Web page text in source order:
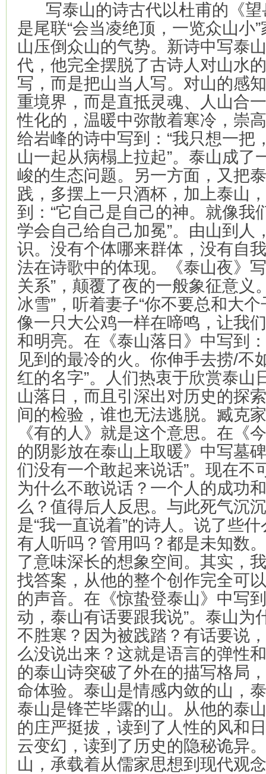
写泰山的诗古代以杜甫的《望
是尾联“会当凌绝顶，一览众山小
山压倒众山的气势。新诗中写泰
代，他完全摆脱了古诗人对山水
写，而是把山当人写。对山的感
重境界，而是直抵灵魂、人山合
性化的，温暖中弥散着寒冷，崇
给岩峰的诗中写到：“我只想一把
山一起从病榻上拉起”。泰山成了
峻的生态问题。另一方面，又把
践，多摆上一只酒杯，加上泰山
到：“它自己是自己的神。就像我
学会自己给自己加冕”。由山到人
识。没有个体哪来群体，没有自
法在诗歌中的体现。《泰山夜》
关系”，颠覆了夜的一般象征意义
冰雪”，听着妻子“你不要总和大
像一只大公鸡一样在啼鸣，让我
和明亮。在《泰山落日》中写到
见到的最冷的火。你伸手去捞/不
红的名字”。人们热衷于欣赏泰山
山落日，而且引深出对历史的探
间的检验，谁也无法逃脱。臧克
《有的人》就是这个意思。在《
的阴影放在泰山上取暖》中写墓
们没有一个敢起来说话”。现在不
为什么不敢说话？一个人的成功
么？值得后人反思。与此死气沉
是“我一直说着”的诗人。说了些
有人听吗？管用吗？都是未知数
了意味深长的想象空间。其实，
找答案，从他的整个创作完全可
的声音。在《惊蛰登泰山》中写
动，泰山有话要跟我说”。泰山为
不胜寒？因为被践踏？有话要说
么没说出来？这就是语言的弹性
的泰山诗突破了外在的描写格局
命体验。泰山是情感内敛的山，
泰山是锋芒毕露的山。从他的泰
的庄严挺拔，读到了人性的风和
云变幻，读到了历史的隐秘诡异
山，承载着从儒家思想到现代观